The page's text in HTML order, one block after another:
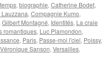
, biographie, Catherine Bodet,
, Compagnie Kumo,
Gilbert Montagné, Identités, La craie
romantiques, Luc Plamondon,
, Paris, Passe-moi l'ciel, Poissy,
Véronique Sanson, Versailles,